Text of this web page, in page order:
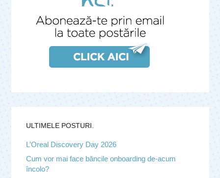
ULTIMELE POSTURI.
L’Oreal Discovery Day 2026
Cum vor mai face băncile onboarding de-acum
încolo?